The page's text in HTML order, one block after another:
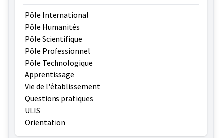
Pôle International
Pôle Humanités
Pôle Scientifique
Pôle Professionnel
Pôle Technologique
Apprentissage
Vie de l'établissement
Questions pratiques
ULIS
Orientation